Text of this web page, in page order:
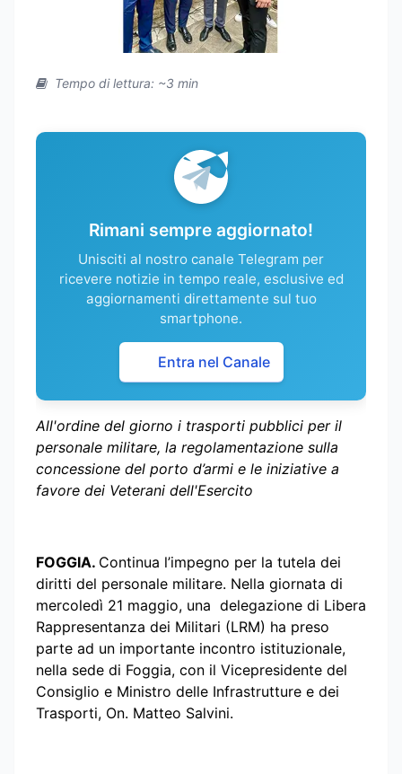
Tempo di lettura: ~3 min
Rimani sempre aggiornato!
Unisciti al nostro canale Telegram per
ricevere notizie in tempo reale, esclusive ed
aggiornamenti direttamente sul tuo
smartphone.
Entra nel Canale
All'ordine del giorno i trasporti pubblici per il
personale militare, la regolamentazione sulla
concessione del porto d’armi e le iniziative a
favore dei Veterani dell'Esercito
FOGGIA. Continua l’impegno per la tutela dei
diritti del personale militare. Nella giornata di
mercoledì 21 maggio, una delegazione di Libera
Rappresentanza dei Militari (LRM) ha preso
parte ad un importante incontro istituzionale,
nella sede di Foggia, con il Vicepresidente del
Consiglio e Ministro delle Infrastrutture e dei
Trasporti, On. Matteo Salvini.